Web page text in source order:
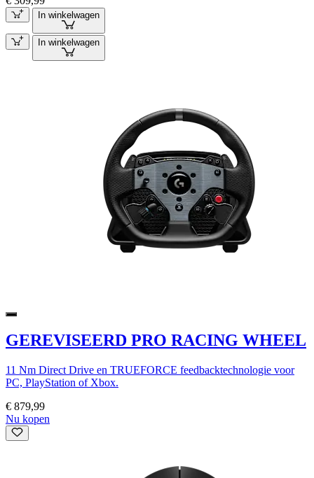
In winkelwagen
In winkelwagen
GEREVISEERD PRO RACING WHEEL
11 Nm Direct Drive en TRUEFORCE feedbacktechnologie voor
PC, PlayStation of Xbox.
€ 879,99
Nu kopen